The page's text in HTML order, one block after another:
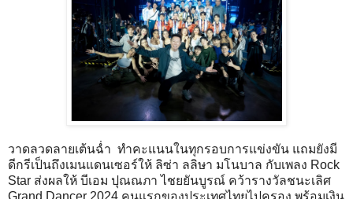
วาดลวดลายเต้นฉ่ำ ทำคะแนนในทุกรอบการแข่งขัน แถมยังมี
ดีกรีเป็นถึงเมนแดนเซอร์ให้ ลิซ่า ลลิษา มโนบาล กับเพลง Rock
Star ส่งผลให้ บีเอม ปุณณภา ไชยยันบูรณ์ คว้ารางวัลชนะเลิศ